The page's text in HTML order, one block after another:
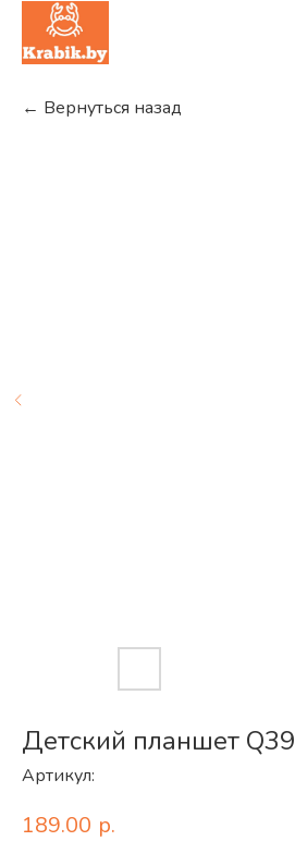
← Вернуться назад
Детский планшет Q39
Артикул:
189.00 р.